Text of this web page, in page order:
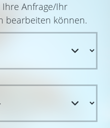
Anfrage/Ihr
bearbeiten können.